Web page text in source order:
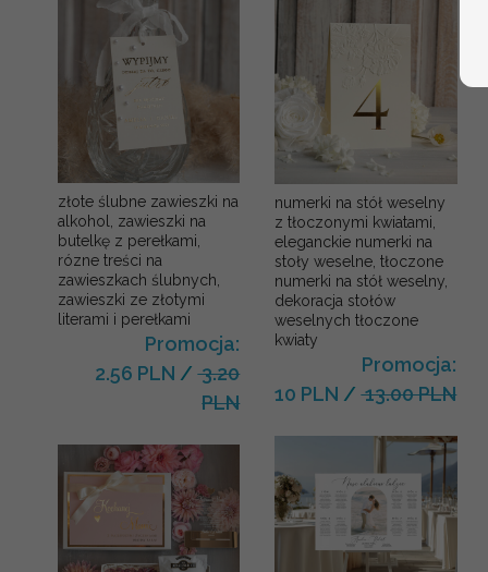
złote ślubne zawieszki na
alkohol, zawieszki na
butelkę z perełkami,
rózne treści na
zawieszkach ślubnych,
zawieszki ze złotymi
literami i perełkami
Promocja:
2.56 PLN /3.20
PLN
numerki na stół weselny
z tłoczonymi kwiatami,
eleganckie numerki na
stoły weselne, tłoczone
numerki na stół weselny,
dekoracja stołów
weselnych tłoczone
kwiaty
Promocja:
10 PLN /13.00 PLN